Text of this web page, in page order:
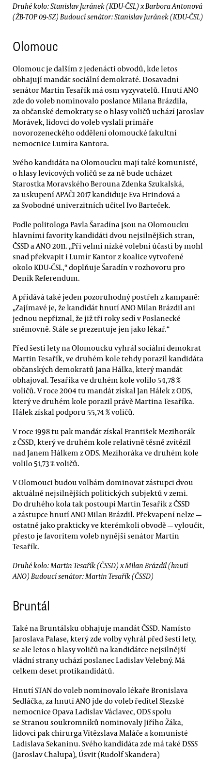
Druhé kolo: Stanislav Juránek (KDU-ČSL) x Barbora Antonová
(ŽB-TOP 09-SZ) Budoucí senátor: Stanislav Juránek (KDU-ČSL)
Olomouc
Olomouc je dalším z jedenácti obvodů, kde letos
obhajují mandát sociální demokraté. Dosavadní
senátor Martin Tesařík má osm vyzyvatelů. Hnutí ANO
zde do voleb nominovalo poslance Milana Brázdila,
za občanské demokraty se o hlasy voličů uchází Jaroslav
Morávek, lidovci do voleb vyslali primáře
novorozeneckého oddělení olomoucké fakultní
nemocnice Lumíra Kantora.
Svého kandidáta na Olomoucku mají také komunisté,
o hlasy levicových voličů se za ně bude ucházet
Starostka Moravského Berouna Zdenka Szukalská,
za uskupení APAČI 2017 kandiduje Eva Hrindová a
za Svobodné univerzitních učitel Ivo Barteček.
Podle politologa Pavla Šaradína jsou na Olomoucku
hlavními favority kandidáti dvou nejsilnějších stran,
ČSSD a ANO 2011. „Při velmi nízké volební účasti by mohl
snad překvapit i Lumír Kantor z koalice vytvořené
okolo KDU-ČSL,“ doplňuje Šaradín v rozhovoru pro
Deník Referendum.
A přidává také jeden pozoruhodný postřeh z kampaně:
„Zajímavé je, že kandidát hnutí ANO Milan Brázdil ani
jednou nepřiznal, že již tři roky sedí v Poslanecké
sněmovně. Stále se prezentuje jen jako lékař.“
Před šesti lety na Olomoucku vyhrál sociální demokrat
Martin Tesařík, ve druhém kole tehdy porazil kandidáta
občanských demokratů Jana Hálka, který mandát
obhajoval. Tesaříka ve druhém kole volilo 54,78 %
voličů. V roce 2004 tu mandát získal Jan Hálek z ODS,
který ve druhém kole porazil právě Martina Tesaříka.
Hálek získal podporu 55,74 % voličů.
V roce 1998 tu pak mandát získal František Mezihorák
z ČSSD, který ve druhém kole relativně těsně zvítězil
nad Janem Hálkem z ODS. Mezihoráka ve druhém kole
volilo 51,73 % voličů.
V Olomouci budou volbám dominovat zástupci dvou
aktuálně nejsilnějších politických subjektů v zemi.
Do druhého kola tak postoupí Martin Tesařík z ČSSD
a zástupce hnutí ANO Milan Brázdil. Překvapení nelze —
ostatně jako prakticky ve kterémkoli obvodě — vyloučit,
přesto je favoritem voleb nynější senátor Martin
Tesařík.
Druhé kolo: Martin Tesařík (ČSSD) x Milan Brázdil (hnutí
ANO) Budoucí senátor: Martin Tesařík (ČSSD)
Bruntál
Také na Bruntálsku obhajuje mandát ČSSD. Namísto
Jaroslava Palase, který zde volby vyhrál před šesti lety,
se ale letos o hlasy voličů na kandidátce nejsilnější
vládní strany uchází poslanec Ladislav Velebný. Má
celkem deset protikandidátů.
Hnutí STAN do voleb nominovalo lékaře Bronislava
Sedláčka, za hnutí ANO jde do voleb ředitel Slezské
nemocnice Opava Ladislav Václavec, ODS spolu
se Stranou soukromníků nominovaly Jiřího Žáka,
lidovci pak chirurga Vítězslava Maláče a komunisté
Ladislava Sekaninu. Svého kandidáta zde má také DSSS
(Jaroslav Chalupa), Úsvit (Rudolf Skandera)